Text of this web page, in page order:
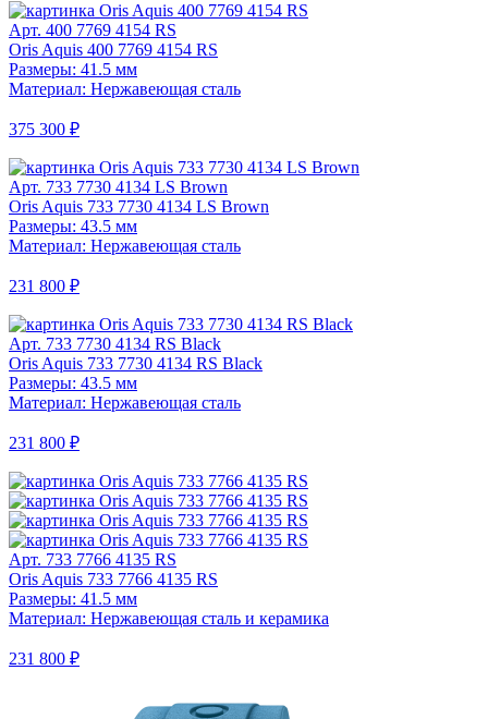
Арт. 400 7769 4154 RS
Oris Aquis 400 7769 4154 RS
Размеры: 41.5 мм
Материал: Нержавеющая сталь
375 300 ₽
Арт. 733 7730 4134 LS Brown
Oris Aquis 733 7730 4134 LS Brown
Размеры: 43.5 мм
Материал: Нержавеющая сталь
231 800 ₽
Арт. 733 7730 4134 RS Black
Oris Aquis 733 7730 4134 RS Black
Размеры: 43.5 мм
Материал: Нержавеющая сталь
231 800 ₽
Арт. 733 7766 4135 RS
Oris Aquis 733 7766 4135 RS
Размеры: 41.5 мм
Материал: Нержавеющая сталь и керамика
231 800 ₽